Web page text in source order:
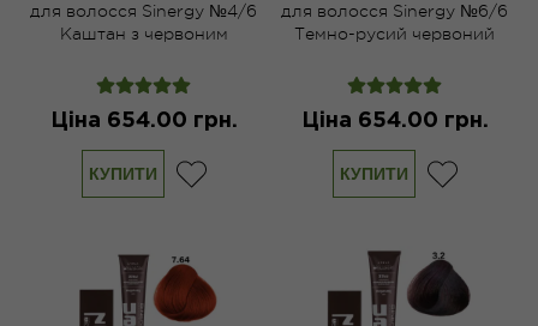
для волосся Sinergy №4/6
Каштан з червоним
Ціна 654.00 грн.
КУПИТИ
для волосся Sinergy №6/6
Темно-русий червоний
Ціна 654.00 грн.
КУПИТИ